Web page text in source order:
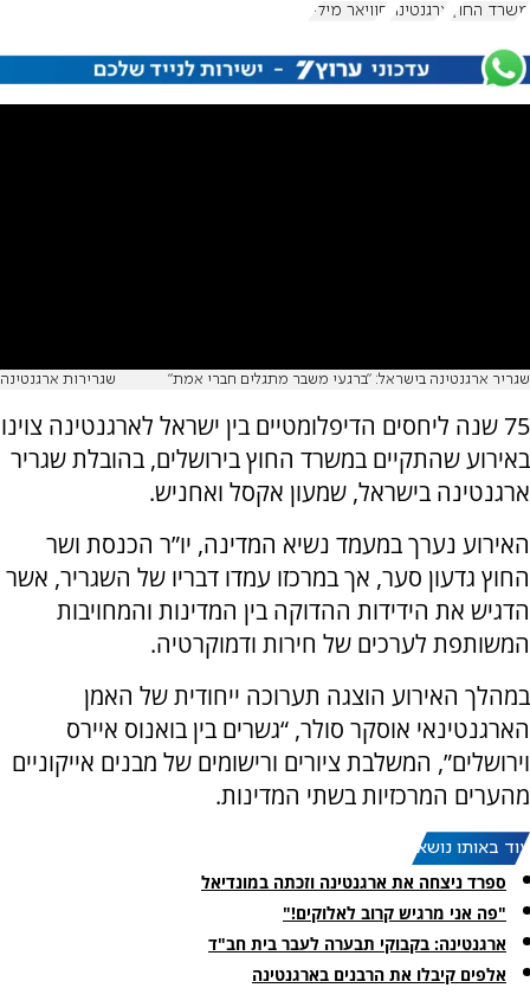
משרד החוץ ארגנטינה חוויאר מיליי
שגריר ארגנטינה בישראל: "ברגעי משבר מתגלים חברי אמת" שגרירות ארגנטינה
75 שנה ליחסים הדיפלומטיים בין ישראל לארגנטינה צוינו
באירוע שהתקיים במשרד החוץ בירושלים, בהובלת שגריר
ארגנטינה בישראל, שמעון אקסל ואחניש.
האירוע נערך במעמד נשיא המדינה, יו”ר הכנסת ושר
החוץ גדעון סער, אך במרכזו עמדו דבריו של השגריר, אשר
הדגיש את הידידות ההדוקה בין המדינות והמחויבות
המשותפת לערכים של חירות ודמוקרטיה.
במהלך האירוע הוצגה תערוכה ייחודית של האמן
הארגנטינאי אוסקר סולר, “גשרים בין בואנוס איירס
וירושלים”, המשלבת ציורים ורישומים של מבנים אייקוניים
מהערים המרכזיות בשתי המדינות.
עוד באותו נושא:
ספרד ניצחה את ארגנטינה וזכתה במונדיאל
"פה אני מרגיש קרוב לאלוקים!"
ארגנטינה: בקבוקי תבערה לעבר בית חב"ד
אלפים קיבלו את הרבנים בארגנטינה